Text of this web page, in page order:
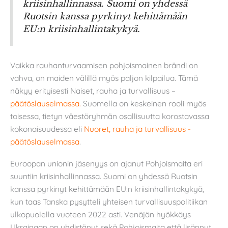
kriisinhallinnassa. Suomi on yhdessä
Ruotsin kanssa pyrkinyt kehittämään
EU:n kriisinhallintakykyä.
Vaikka rauhanturvaamisen pohjoismainen brändi on
vahva, on maiden välillä myös paljon kilpailua. Tämä
näkyy erityisesti Naiset, rauha ja turvallisuus –
päätöslauselmassa. Suomella on keskeinen rooli myös
toisessa, tietyn väestöryhmän osallisuutta korostavassa
kokonaisuudessa eli Nuoret, rauha ja turvallisuus -
päätöslauselmassa.
Euroopan unionin jäsenyys on ajanut Pohjoismaita eri
suuntiin kriisinhallinnassa. Suomi on yhdessä Ruotsin
kanssa pyrkinyt kehittämään EU:n kriisinhallintakykyä,
kun taas Tanska pysytteli yhteisen turvallisuuspolitiikan
ulkopuolella vuoteen 2022 asti. Venäjän hyökkäys